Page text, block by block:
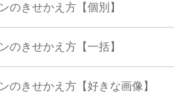
のきせかえ方【個別】
のきせかえ方【一括】
のきせかえ方【好きな画像】